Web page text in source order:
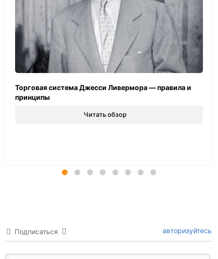
Торговая система Джесси Ливермора — правила и
принципы
Читать обзор
Подписаться авторизуйтесь